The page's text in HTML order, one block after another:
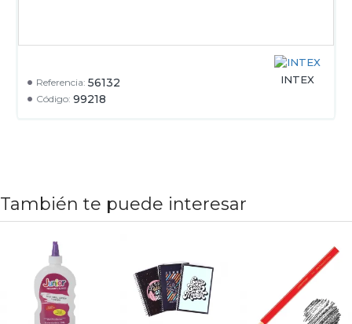
Referencia: 56132
Código: 99218
INTEX
También te puede interesar